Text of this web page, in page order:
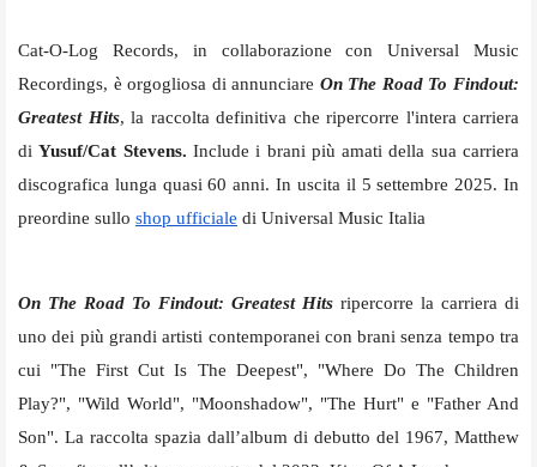
Cat-O-Log Records, in collaborazione con Universal Music
Recordings, è orgogliosa di annunciare On The Road To Findout:
Greatest Hits, la raccolta definitiva che ripercorre l'intera carriera
diYusuf/Cat Stevens. Include i brani più amati della sua carriera
discografica lunga quasi 60 anni. In uscita il 5 settembre 2025. In
preordine sullo shop ufficiale di Universal Music Italia
On The Road To Findout: Greatest Hits ripercorre la carriera di
uno dei più grandi artisti contemporanei con brani senza tempo tra
cui "The First Cut Is The Deepest", "Where Do The Children
Play?", "Wild World", "Moonshadow", "The Hurt" e "Father And
Son". La raccolta spazia dall’album di debutto del 1967, Matthew